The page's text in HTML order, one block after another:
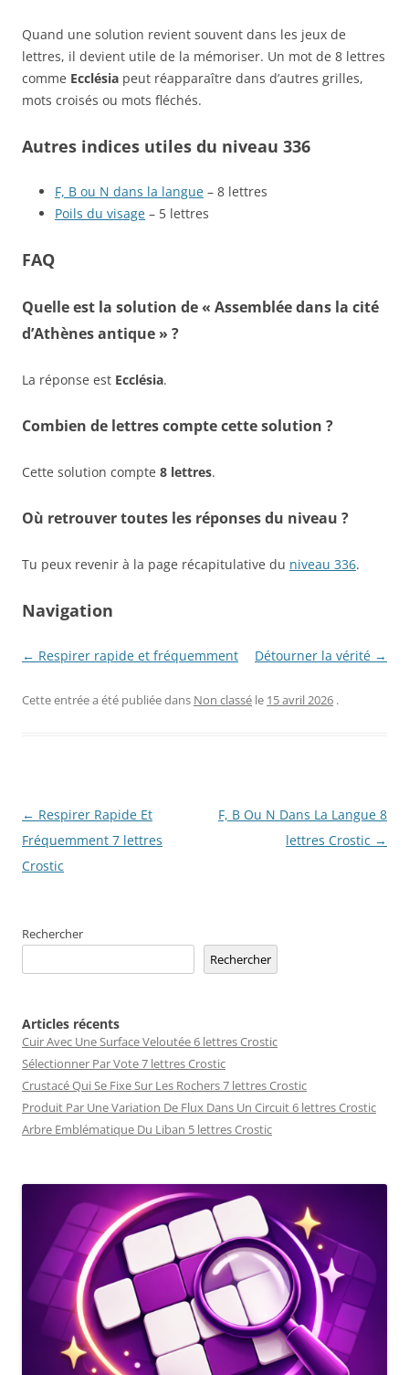
Quand une solution revient souvent dans les jeux de
lettres, il devient utile de la mémoriser. Un mot de 8 lettres
comme Ecclésia peut réapparaître dans d’autres grilles,
mots croisés ou mots fléchés.
Autres indices utiles du niveau 336
F, B ou N dans la langue – 8 lettres
Poils du visage – 5 lettres
FAQ
Quelle est la solution de « Assemblée dans la cité
d’Athènes antique » ?
La réponse est Ecclésia.
Combien de lettres compte cette solution ?
Cette solution compte 8 lettres.
Où retrouver toutes les réponses du niveau ?
Tu peux revenir à la page récapitulative du niveau 336.
Navigation
← Respirer rapide et fréquemment Détourner la vérité →
Cette entrée a été publiée dans Non classé le 15 avril 2026 .
Navigation
des
articles
← Respirer Rapide Et
Fréquemment 7 lettres
Crostic
F, B Ou N Dans La Langue 8
lettres Crostic →
Rechercher
Rechercher
Articles récents
Cuir Avec Une Surface Veloutée 6 lettres Crostic
Sélectionner Par Vote 7 lettres Crostic
Crustacé Qui Se Fixe Sur Les Rochers 7 lettres Crostic
Produit Par Une Variation De Flux Dans Un Circuit 6 lettres Crostic
Arbre Emblématique Du Liban 5 lettres Crostic